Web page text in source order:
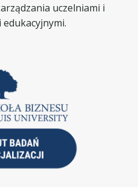
uczelniami i